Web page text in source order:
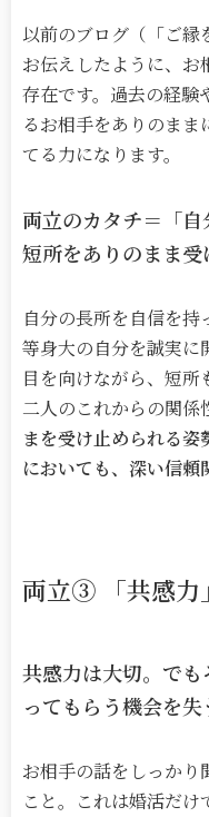
以前のブログ（「ご縁
お伝えしたように、お
存在です。過去の経験
るお相手をありのま
てる力になります。
両立のカタチ＝「
短所をありのまま受
自分の長所を自信を
等身大の自分を誠実に
目を向けながら、短所
二人のこれからの関係
まを受け止められる
においても、深い信頼
両立③ 「共感
共感力は大切。で
ってもらう機会を失
お相手の話をしっかり
こと。これは婚活だ